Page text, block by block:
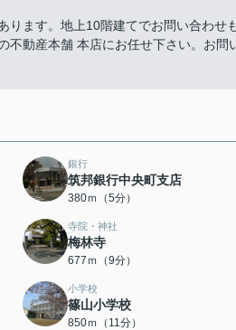
ります。地上10階建てでお問い合わせ
不動産本舗 本店にお任せ下さい。お問
銀行
筑邦銀行中央町支店
380ｍ（5分）
寺院・神社
梅林寺
677ｍ（9分）
小学校
篠山小学校
850ｍ（11分）